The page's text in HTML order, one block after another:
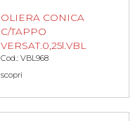
OLIERA CONICA
C/TAPPO
VERSAT.0,25l.VBL
Cod.: VBL968
scopri